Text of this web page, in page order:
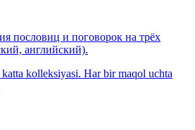
пословиц и поговорок на трёх
английский).
kolleksiyasi. Har bir maqol uchta